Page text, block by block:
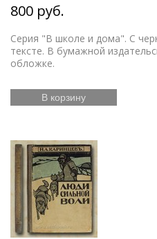
800 руб.
Серия "В школе и дома". С
тексте. В бумажной
обложке.
В корзину